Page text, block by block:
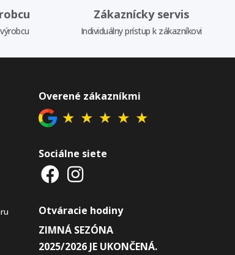
Zákaznícky servis
Individuálny prístup k zákazníkovi
Overené zákazníkmi
★ ★ ★ ★ ★
Sociálne siete
Otváracie hodiny
ZIMNÁ SEZÓNA
2025/2026 JE UKONČENÁ.